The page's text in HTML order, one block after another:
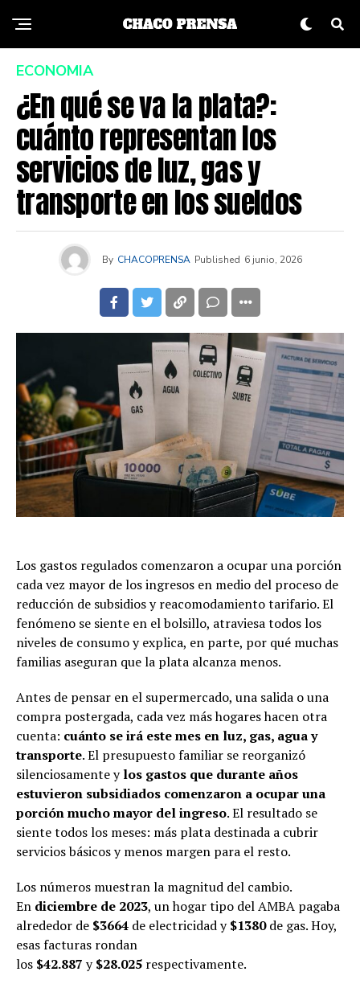
ECONOMIA
¿En qué se va la plata?:
cuánto representan los
servicios de luz, gas y
transporte en los sueldos
By CHACOPRENSA Published 6 junio, 2026
Los gastos regulados comenzaron a ocupar una porción
cada vez mayor de los ingresos en medio del proceso de
reducción de subsidios y reacomodamiento tarifario. El
fenómeno se siente en el bolsillo, atraviesa todos los
niveles de consumo y explica, en parte, por qué muchas
familias aseguran que la plata alcanza menos.
Antes de pensar en el supermercado, una salida o una
compra postergada, cada vez más hogares hacen otra
cuenta: cuánto se irá este mes en luz, gas, agua y
transporte. El presupuesto familiar se reorganizó
silenciosamente ylos gastos que durante años
estuvieron subsidiados comenzaron a ocupar una
porción mucho mayor del ingreso. El resultado se
siente todos los meses: más plata destinada a cubrir
servicios básicos y menos margen para el resto.
Los números muestran la magnitud del cambio.
En diciembre de 2023, un hogar tipo del AMBA pagaba
alrededor de $3664 de electricidad y$1380de gas. Hoy,
esas facturas rondan
los $42.887 y$28.025 respectivamente.